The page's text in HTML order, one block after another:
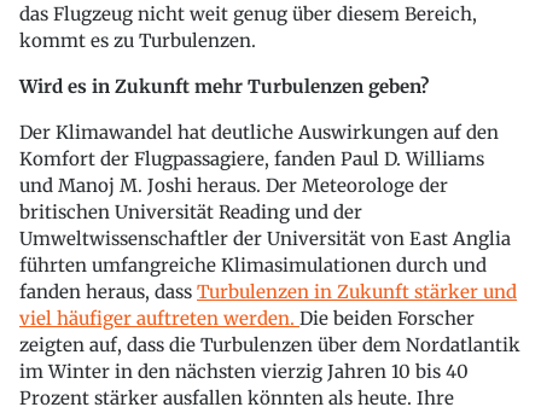
das Flugzeug nicht weit genug über diesem Bereich,
kommt es zu Turbulenzen.
Wird es in Zukunft mehr Turbulenzen geben?
Der Klimawandel hat deutliche Auswirkungen auf den
Komfort der Flugpassagiere, fanden Paul D. Williams
und Manoj M. Joshi heraus. Der Meteorologe der
britischen Universität Reading und der
Umweltwissenschaftler der Universität von East Anglia
führten umfangreiche Klimasimulationen durch und
fanden heraus, dass Turbulenzen in Zukunft stärker und
viel häufiger auftreten werden. Die beiden Forscher
zeigten auf, dass die Turbulenzen über dem Nordatlantik
im Winter in den nächsten vierzig Jahren 10 bis 40
Prozent stärker ausfallen könnten als heute. Ihre